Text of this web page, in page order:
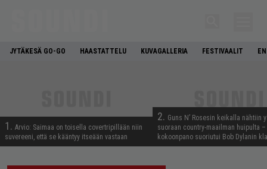
JYTÄKESÄ GO-GO HAASTATTELU KUVAGALLERIA FESTIVAALIT
1. Arvio: Saimaa on toisella covertripillään niin
suvereeni, että se kääntyy itseään vastaan
2. Guns N’ Rosesin keikalla nähtiin
suoraan country-maailman huipulta
kokoonpano suoriutui Bob Dylanin